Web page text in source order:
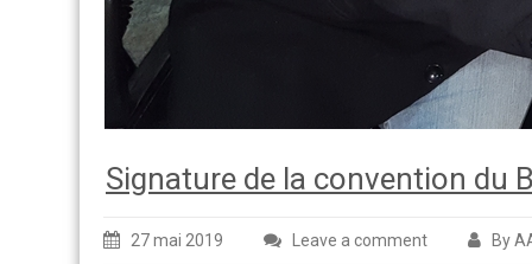
Signature de la convention du
27 mai 2019 Leave a comment By